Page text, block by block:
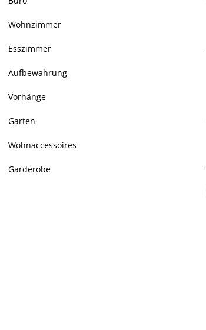
Wohnzimmer
Esszimmer
Aufbewahrung
Vorhänge
Garten
Wohnaccessoires
Garderobe